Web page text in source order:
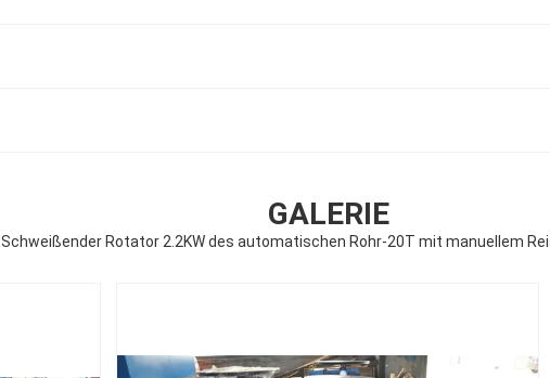
GALERIE
Schweißender Rotator 2.2KW des automatischen Rohr-20T mit manuellem